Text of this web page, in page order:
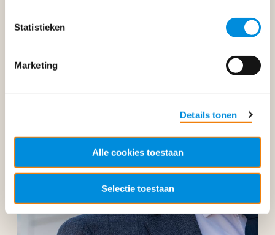
Statistieken
Marketing
Details tonen
Alle cookies toestaan
Selectie toestaan